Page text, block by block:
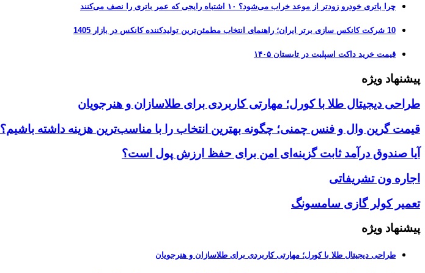
چرا باتری خودرو زودتر از موعد خراب می‌شود؟ ۱۰ اشتباه رایجی که عمر باتری را نصف می‌کنند
10 شرکت کانکس سازی برتر ایران؛ راهنمای انتخاب مطمئن‌ترین تولیدکننده کانکس در بازار 1405
قیمت خرید داکت اسپلیت در تابستان ۱۴۰۵
پیشنهاد ویژه
طراحی دیجیتال طلا با کورل؛ مهارتی کاربردی برای طلاسازان و هنرجویان
قیمت گرین وال و فنس چمنی؛ چگونه بهترین انتخاب را با مناسب‌ترین هزینه داشته باشیم؟
آیا صندوق درآمد ثابت گزینه‌ای امن برای حفظ ارزش پول است؟
اجاره ون تشریفاتی
تعمیر کولر گازی سامسونگ
پیشنهاد ویژه
طراحی دیجیتال طلا با کورل؛ مهارتی کاربردی برای طلاسازان و هنرجویان